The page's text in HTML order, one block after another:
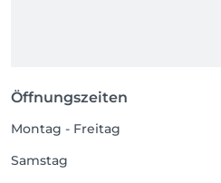
Öffnungszeiten
Montag - Freitag
Samstag